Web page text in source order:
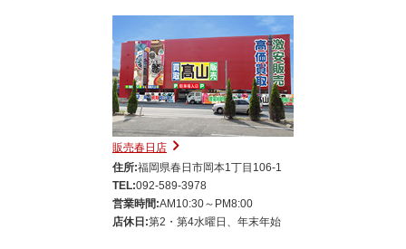
販売春日店
住所:福岡県春日市岡本1丁目106-1
TEL:092-589-3978
営業時間:AM10:30～PM8:00
店休日:第2・第4水曜日、年末年始